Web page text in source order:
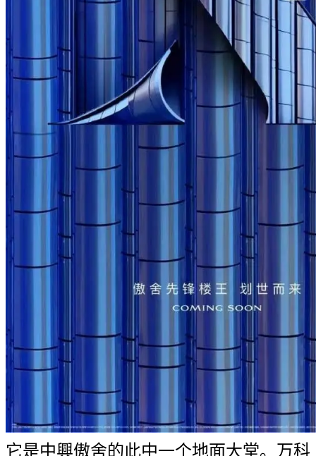
它是中興傲舍的此中一个地面大堂。万科